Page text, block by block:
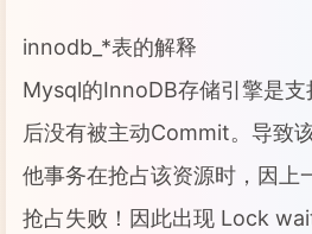
innodb_*表的解释
Mysql的InnoDB存储引擎是支
后没有被主动Commit。导致
他事务在抢占该资源时，因上
抢占失败！因此出现 Lock